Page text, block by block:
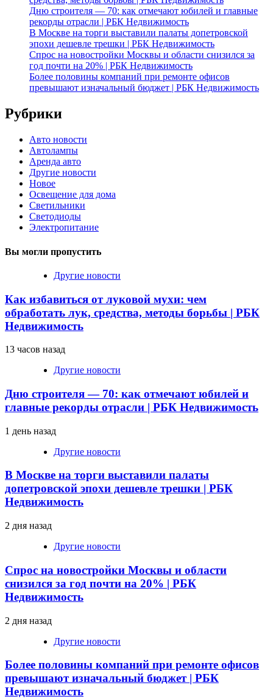
Дню строителя — 70: как отмечают юбилей и главные
рекорды отрасли | РБК Недвижимость
В Москве на торги выставили палаты допетровской
эпохи дешевле трешки | РБК Недвижимость
Спрос на новостройки Москвы и области снизился за
год почти на 20% | РБК Недвижимость
Более половины компаний при ремонте офисов
превышают изначальный бюджет | РБК Недвижимость
Рубрики
Авто новости
Автолампы
Аренда авто
Другие новости
Новое
Освещение для дома
Светильники
Светодиоды
Электропитание
Вы могли пропустить
Другие новости
Как избавиться от луковой мухи: чем
обработать лук, средства, методы борьбы | РБК
Недвижимость
13 часов назад
Другие новости
Дню строителя — 70: как отмечают юбилей и
главные рекорды отрасли | РБК Недвижимость
1 день назад
Другие новости
В Москве на торги выставили палаты
допетровской эпохи дешевле трешки | РБК
Недвижимость
2 дня назад
Другие новости
Спрос на новостройки Москвы и области
снизился за год почти на 20% | РБК
Недвижимость
2 дня назад
Другие новости
Более половины компаний при ремонте офисов
превышают изначальный бюджет | РБК
Недвижимость